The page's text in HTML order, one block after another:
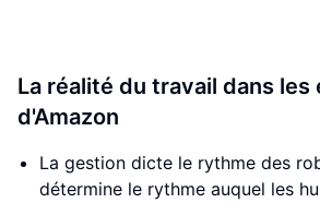
La réalité du travail dans
d'Amazon
La gestion dicte le rythme des
détermine le rythme auquel les